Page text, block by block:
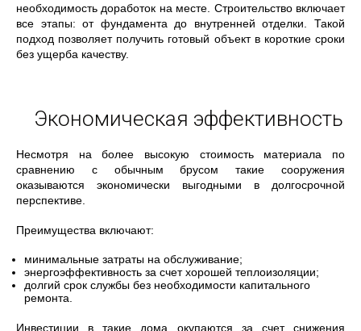
необходимость доработок на месте. Строительство включает
все этапы: от фундамента до внутренней отделки. Такой
подход позволяет получить готовый объект в короткие сроки
без ущерба качеству.
Экономическая эффективность
Несмотря на более высокую стоимость материала по
сравнению с обычным брусом такие сооружения
оказываются экономически выгодными в долгосрочной
перспективе.
Преимущества включают:
минимальные затраты на обслуживание;
энергоэффективность за счет хорошей теплоизоляции;
долгий срок службы без необходимости капитального
ремонта.
Инвестиции в такие дома окупаются за счет снижения